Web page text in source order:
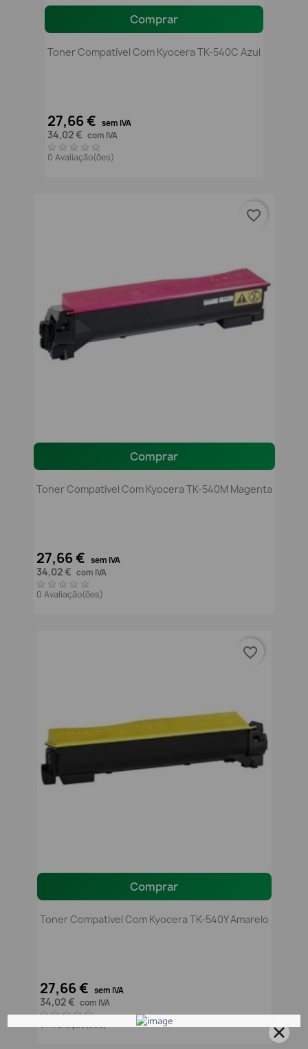
Comprar
Toner Compatível Com Kyocera TK-540C Azul
27,66 € sem IVA
34,02 € com IVA
0 Avaliação(ões)
Comprar
Toner Compatível Com Kyocera TK-540M Magenta
27,66 € sem IVA
34,02 € com IVA
0 Avaliação(ões)
favorite_border
Comprar
Toner Compativel Com Kyocera TK-540Y Amarelo
27,66 € sem IVA
34,02 € com IVA
0 Avaliação(ões)
favorite_border